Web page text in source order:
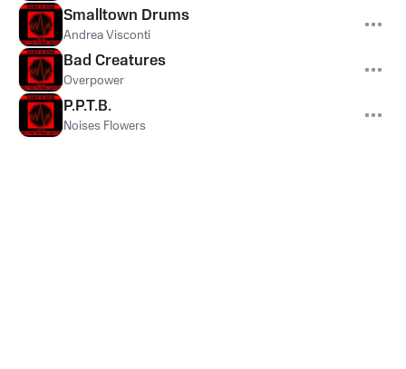
Smalltown Drums
Andrea Visconti
Bad Creatures
Overpower
P.P.T.B.
Noises Flowers